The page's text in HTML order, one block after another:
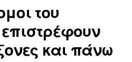
του
και πάνω